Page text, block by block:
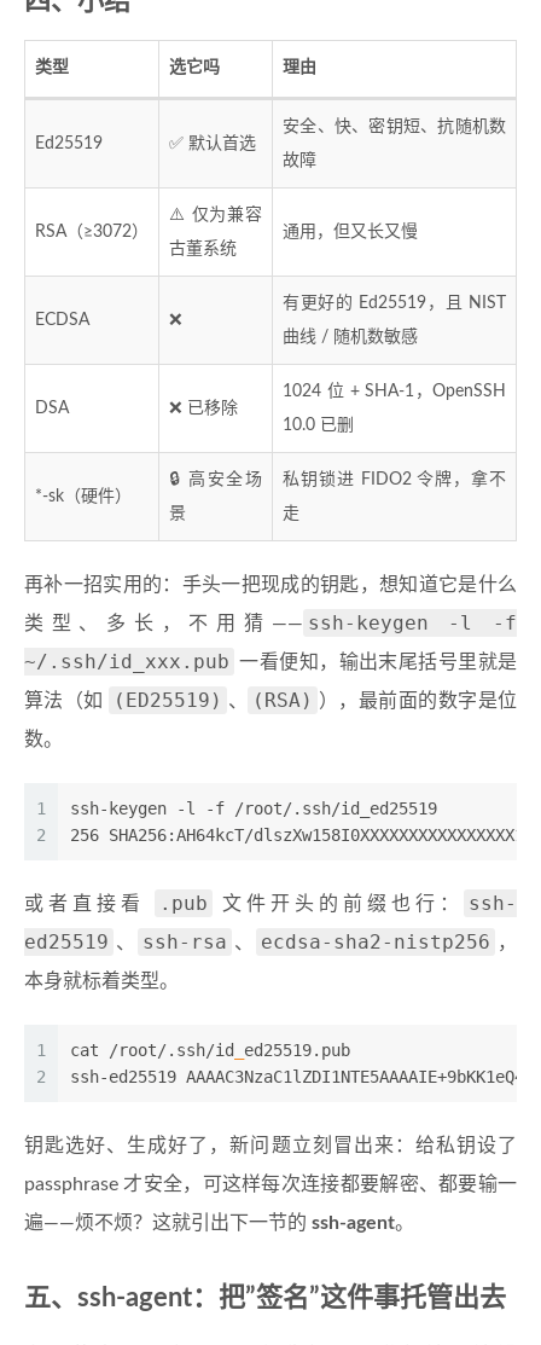
类型 选它吗 理由
Ed25519 ✅ 默认首选
安全、快、密钥短、抗随机数
故障
RSA（≥3072）
⚠️ 仅为兼容
古董系统
通用，但又长又慢
ECDSA ❌
有更好的 Ed25519，且 NIST
曲线 / 随机数敏感
DSA ❌ 已移除
1024 位 + SHA-1，OpenSSH
10.0 已删
*-sk（硬件）
🔒 高安全场
景
私钥锁进 FIDO2 令牌，拿不
走
再补一招实用的：手头一把现成的钥匙，想知道它是什么
类型、多长，不用猜—— ssh-keygen -l -f
~/.ssh/id_xxx.pub 一看便知，输出末尾括号里就是
算法（如
(ED25519) 、 (RSA)
），最前面的数字是位
数。
1
2
ssh-keygen -l -f /root/.ssh/id_ed25519
256 SHA256:AH64kcT/
或者直接看 .pub 文件开头的前缀也行：
ssh-
ed25519 、 ssh-rsa 、 ecdsa-sha2-nistp256 ，
本身就标着类型。
1
2
cat /root/.ssh/id
ed25519.pub
ssh-ed25519
钥匙选好、生成好了，新问题立刻冒出来：给私钥设了
passphrase 才安全，可这样每次连接都要解密、都要输一
遍——烦不烦？这就引出下一节的 ssh-agent。
五、ssh-agent：把”签名”这件事托管出去